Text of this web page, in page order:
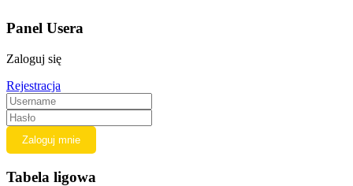
Panel Usera
Zaloguj się
Rejestracja
Tabela ligowa